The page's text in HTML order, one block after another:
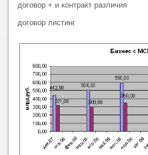
договор + и контракт различия
договор листинг